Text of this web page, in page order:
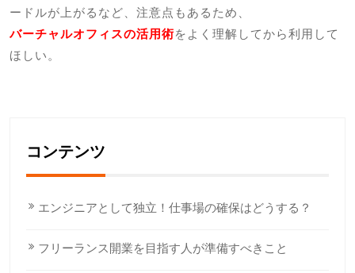
ードルが上がるなど、注意点もあるため、
バーチャルオフィスの活用術をよく理解してから利用して
ほしい。
コンテンツ
エンジニアとして独立！仕事場の確保はどうする？
フリーランス開業を目指す人が準備すべきこと